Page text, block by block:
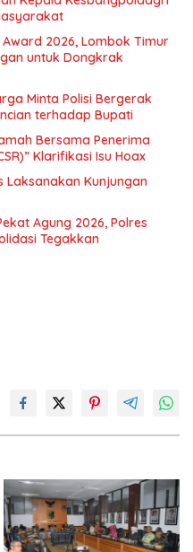
Award 2026, Lombok Timur
untuk Dongkrak
Minta Polisi Bergerak
terhadap Bupati
Bersama Penerima
Klarifikasi Isu Hoax
Laksanakan Kunjungan
Agung 2026, Polres
Tegakkan